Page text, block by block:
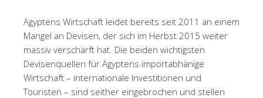
Ägyptens Wirtschaft leidet bereits seit 2011 an einem
Mangel an Devisen, der sich im Herbst 2015 weiter
massiv verschärft hat. Die beiden wichtigsten
Devisenquellen für Ägyptens importabhänige
Wirtschaft – internationale Investitionen und
Touristen – sind seither eingebrochen und stellen